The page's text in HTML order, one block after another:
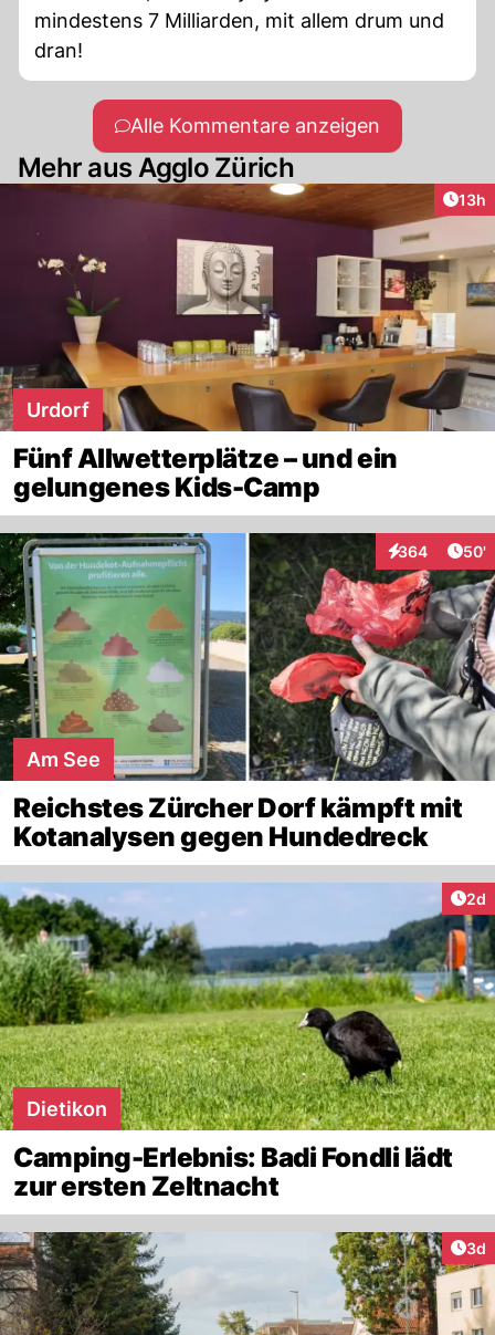
mindestens 7 Milliarden, mit allem drum und
dran!
Alle Kommentare anzeigen
Mehr aus Agglo Zürich
13h
Urdorf
Fünf Allwetterplätze – und ein
gelungenes Kids-Camp
364
Interaktionen
50'
Am See
Reichstes Zürcher Dorf kämpft mit
Kotanalysen gegen Hundedreck
2d
Dietikon
Camping-Erlebnis: Badi Fondli lädt
zur ersten Zeltnacht
3d